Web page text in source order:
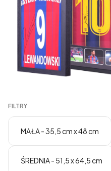
FILTRY
MAŁA - 35,5 cm x 48 cm
ŚREDNIA - 51,5 x 64,5 cm